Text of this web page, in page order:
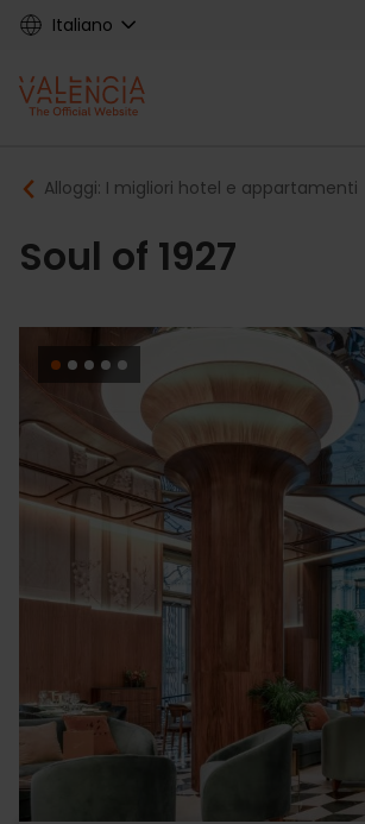
Skip
content
Italiano
Main
navigation
Breadcrumb
Alloggi: I migliori hotel e appartamenti
Soul of 1927